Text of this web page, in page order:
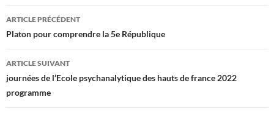
Navigation
des
articles
ARTICLE PRÉCÉDENT
Platon pour comprendre la 5e République
ARTICLE SUIVANT
journées de l’Ecole psychanalytique des hauts de france 2022
programme